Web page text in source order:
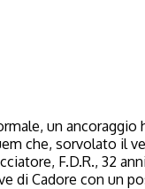
un
che, sorvolato il
F.D.R., 32
di Cadore con un